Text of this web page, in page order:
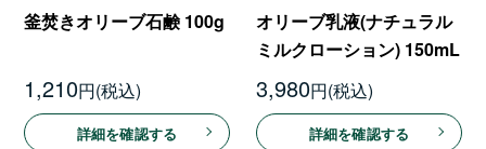
釜焚きオリーブ石鹸 100g
1,210円
詳細を確認する
オリーブ乳液(ナチュラル
ミルクローション) 150mL
3,980円
詳細を確認する